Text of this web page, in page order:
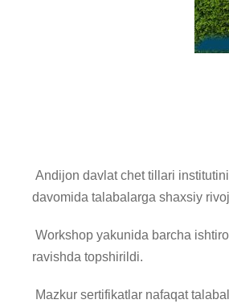
Andijon davlat chet tillari
davomida talabalarga shaxsiy
Workshop yakunida barcha
ravishda topshirildi.
Mazkur sertifikatlar nafaqat